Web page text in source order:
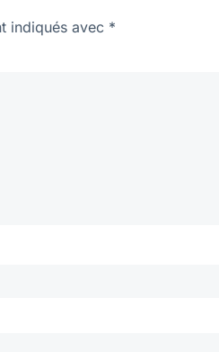
indiqués avec *